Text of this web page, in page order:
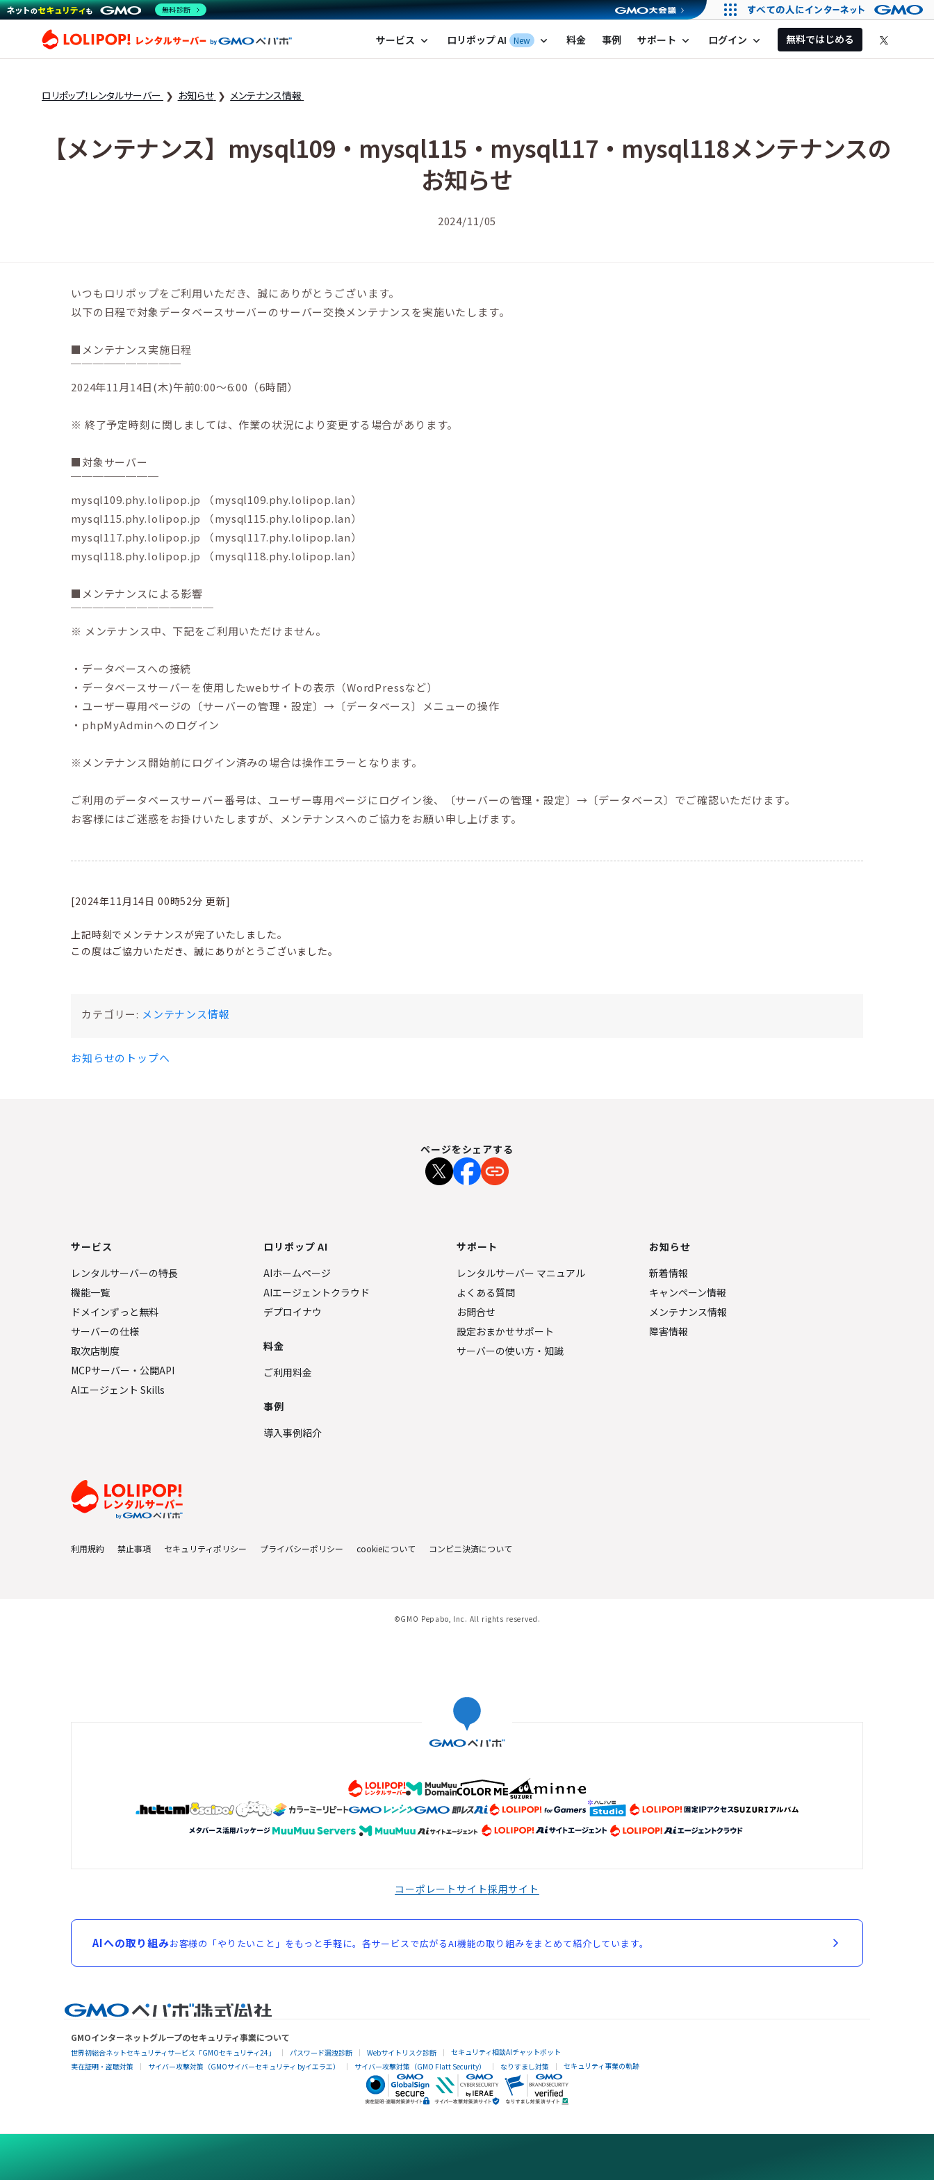
ロリポップ！レンタルサーバー by GMOペパボ
サービス expand_more ロリポップ AI New expand_more 料金 事例 サポート expand_more ログイン expand_more 無料ではじめる
ロリポップ！レンタルサーバー お知らせ メンテナンス情報
【メンテナンス】mysql109・mysql115・mysql117・mysql118メンテナンスの
お知らせ
2024/11/05
いつもロリポップをご利用いただき、誠にありがとうございます。
以下の日程で対象データベースサーバーのサーバー交換メンテナンスを実施いたします。
■メンテナンス実施日程
￣￣￣￣￣￣￣￣￣￣
2024年11月14日(木)午前0:00～6:00（6時間）
※ 終了予定時刻に関しましては、作業の状況により変更する場合があります。
■対象サーバー
￣￣￣￣￣￣￣￣
mysql109.phy.lolipop.jp （mysql109.phy.lolipop.lan）
mysql115.phy.lolipop.jp （mysql115.phy.lolipop.lan）
mysql117.phy.lolipop.jp （mysql117.phy.lolipop.lan）
mysql118.phy.lolipop.jp （mysql118.phy.lolipop.lan）
■メンテナンスによる影響
￣￣￣￣￣￣￣￣￣￣￣￣￣
※ メンテナンス中、下記をご利用いただけません。
・データベースへの接続
・データベースサーバーを使用したwebサイトの表示（WordPressなど）
・ユーザー専用ページの〔サーバーの管理・設定〕→〔データベース〕メニューの操作
・phpMyAdminへのログイン
※メンテナンス開始前にログイン済みの場合は操作エラーとなります。
ご利用のデータベースサーバー番号は、ユーザー専用ページにログイン後、〔サーバーの管理・設定〕→〔データベース〕でご確認いただけます。
お客様にはご迷惑をお掛けいたしますが、メンテナンスへのご協力をお願い申し上げます。
[2024年11月14日 00時52分 更新]
上記時刻でメンテナンスが完了いたしました。
この度はご協力いただき、誠にありがとうございました。
カテゴリー: メンテナンス情報
お知らせのトップへ
ページをシェアする
サービス
レンタルサーバーの特長
機能一覧
ドメインずっと無料
サーバーの仕様
取次店制度
MCPサーバー・公開API
AIエージェント Skills
ロリポップ AI
AIホームページ
AIエージェントクラウド
デプロイナウ
料金
ご利用料金
事例
導入事例紹介
サポート
レンタルサーバー マニュアル
よくある質問
お問合せ
設定おまかせサポート
サーバーの使い方・知識
お知らせ
新着情報
キャンペーン情報
メンテナンス情報
障害情報
利用規約 禁止事項 セキュリティポリシー プライバシーポリシー cookieについて コンビニ決済について
©GMO Pepabo, Inc. All rights reserved.
コーポレートサイト採用サイト
AIへの取り組みお客様の「やりたいこと」をもっと手軽に。各サービスで広がるAI機能の取り組みをまとめて紹介しています。
GMOインターネットグループのセキュリティ事業について
世界初総合ネットセキュリティサービス「GMOセキュリティ24」 パスワード漏洩診断 Webサイトリスク診断
セキュリティ相談AIチャットボット
実在証明・盗聴対策
サイバー攻撃対策（GMOサイバーセキュリティ byイエラエ） サイバー攻撃対策（GMO Flatt Security） なりすまし対策 セキュリティ事業の軌跡
無料診断